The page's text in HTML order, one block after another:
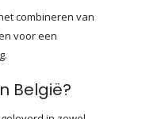
combineren van
voor een
België?